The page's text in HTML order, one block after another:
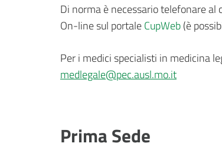
Di norma è necessario telefonare al
On-line sul portaleCupWeb(è
Per i medici specialisti in medicina
medlegale@pec.ausl.mo.it
Prima Sede